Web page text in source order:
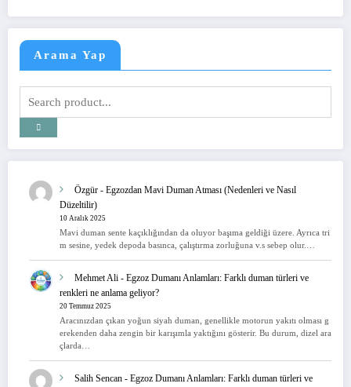
Arama Yap
Özgür - Egzozdan Mavi Duman Atması (Nedenleri ve Nasıl
Düzeltilir)
10 Aralık 2025
Mavi duman sente kaçıklığından da oluyor başıma geldiği üzere. Ayrıca tri
m sesine, yedek depoda basınca, çalıştırma zorluğuna v.s sebep olur.…
Mehmet Ali - Egzoz Dumanı Anlamları: Farklı duman türleri ve
renkleri ne anlama geliyor?
20 Temmuz 2025
Aracınızdan çıkan yoğun siyah duman, genellikle motorun yakıtı olması g
erekenden daha zengin bir karışımla yaktığını gösterir. Bu durum, dizel ara
çlarda…
Salih Sencan - Egzoz Dumanı Anlamları: Farklı duman türleri ve